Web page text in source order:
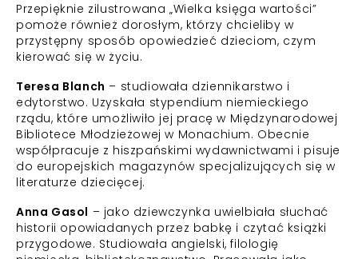
Przepięknie zilustrowana „Wielka księga wartości”
pomoże również dorosłym, którzy chcieliby w
przystępny sposób opowiedzieć dzieciom, czym
kierować się w życiu.
Teresa Blanch – studiowała dziennikarstwo i
edytorstwo. Uzyskała stypendium niemieckiego
rządu, które umożliwiło jej pracę w Międzynarodowej
Bibliotece Młodzieżowej w Monachium. Obecnie
współpracuje z hiszpańskimi wydawnictwami i pisuje
do europejskich magazynów specjalizujących się w
literaturze dziecięcej.
Anna Gasol – jako dziewczynka uwielbiała słuchać
historii opowiadanych przez babkę i czytać książki
przygodowe. Studiowała angielski, filologię